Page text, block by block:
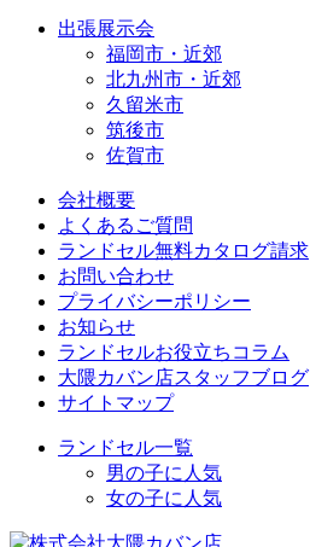
出張展示会
福岡市・近郊
北九州市・近郊
久留米市
筑後市
佐賀市
会社概要
よくあるご質問
ランドセル無料カタログ請求
お問い合わせ
プライバシーポリシー
お知らせ
ランドセルお役立ちコラム
大隈カバン店スタッフブログ
サイトマップ
ランドセル一覧
男の子に人気
女の子に人気